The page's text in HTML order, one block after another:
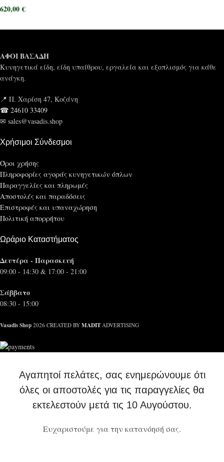
620,00€
ΑΦΟΙ ΒΑΣΑΔΗ
Κυνηγετικά είδη, είδη υπαίθρου, εργαλεία και εξοπλισμός για κάθε
ανάγκη.
📍 Π. Χαρίση 47, Κοζάνη
☎ 24610 33409
✉ sales@vasadis.shop
Χρήσιμοι Σύνδεσμοι
Όροι χρήσης
Πληροφορίες αγοράς κυνηγετικών όπλων
Παραγγελίες και πληρωμές
Αποστολές και παραδόσεις
Επιστροφές και υπαναχώρηση
Πολιτική απορρήτου
Ωράριο Καταστήματος
Δευτέρα - Παρασκευή
09:00 - 14:30 & 17:00 - 21:00
Σάββατο
08:30 - 15:00
Vasadis Shop 2026 CREATED BY MADIT ADVERTISING
Αγαπητοί πελάτες, σας ενημερώνουμε ότι
όλες οι αποστολές για τις παραγγελίες θα
εκτελεστούν μετά τις 10 Αυγούστου.
Ευχαριστούμε για την κατανόησή σας.